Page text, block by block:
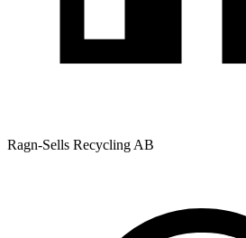
Ragn-Sells Recycling AB